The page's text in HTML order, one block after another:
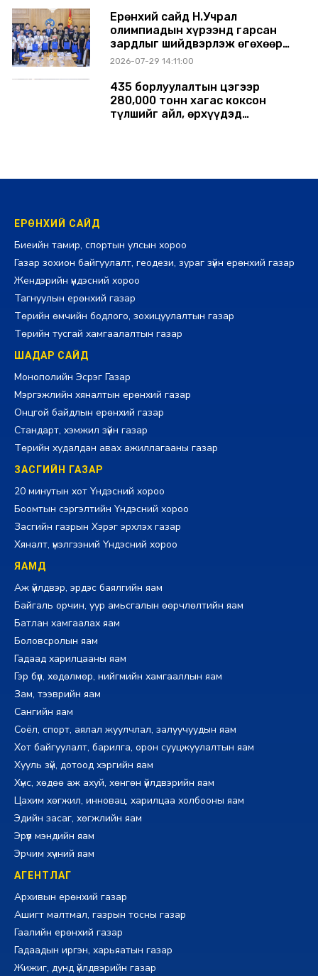
Ерөнхий сайд Н.Учрал
олимпиадын хүрээнд гарсан
зардлыг шийдвэрлэж өгөхөөр
болов
2026-07-29 14:11:00
435 борлуулалтын цэгээр
280,000 тонн хагас коксон
түлшийг айл, өрхүүдэд
ЕРӨНХИЙ САЙД
Биеийн тамир, спортын улсын хороо
Газар зохион байгуулалт, геодези, зураг зүйн ерөнхий газар
Жендэрийн үндэсний хороо
Тагнуулын ерөнхий газар
Төрийн өмчийн бодлого, зохицуулалтын газар
Төрийн тусгай хамгаалалтын газар
ШАДАР САЙД
Монополийн Эсрэг Газар
Мэргэжлийн хяналтын ерөнхий газар
Онцгой байдлын ерөнхий газар
Стандарт, хэмжил зүйн газар
Төрийн худалдан авах ажиллагааны газар
ЗАСГИЙН ГАЗАР
20 минутын хот Үндэсний хороо
Боомтын сэргэлтийн Үндэсний хороо
Засгийн газрын Хэрэг эрхлэх газар
Хяналт, үнэлгээний Үндэсний хороо
ЯАМД
Аж үйлдвэр, эрдэс баялгийн яам
Байгаль орчин, уур амьсгалын өөрчлөлтийн яам
Батлан хамгаалах яам
Боловсролын яам
Гадаад харилцааны яам
Гэр бүл, хөдөлмөр, нийгмийн хамгааллын яам
Зам, тээврийн яам
Сангийн яам
Соёл, спорт, аялал жуулчлал, залуучуудын яам
Хот байгуулалт, барилга, орон сууцжуулалтын яам
Хууль зүй, дотоод хэргийн яам
Хүнс, хөдөө аж ахуй, хөнгөн үйлдвэрийн яам
Цахим хөгжил, инновац, харилцаа холбооны яам
Эдийн засаг, хөгжлийн яам
Эрүүл мэндийн яам
Эрчим хүчний яам
АГЕНТЛАГ
Архивын ерөнхий газар
Ашигт малтмал, газрын тосны газар
Гаалийн ерөнхий газар
Гадаадын иргэн, харьяатын газар
Жижиг, дунд үйлдвэрийн газар